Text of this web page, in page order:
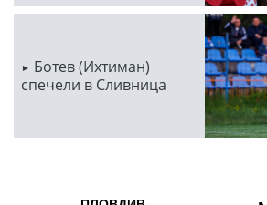
Ботев (Ихтиман)
спечели в Сливница